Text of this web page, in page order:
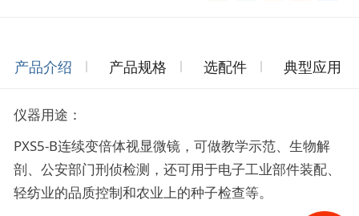
产品介绍 产品规格 选配件 典型应用
仪器用途：
PXS5-B连续变倍体视显微镜，可做教学示范、生物解
剖、公安部门刑侦检测，还可用于电子工业部件装配、
轻纺业的品质控制和农业上的种子检查等。